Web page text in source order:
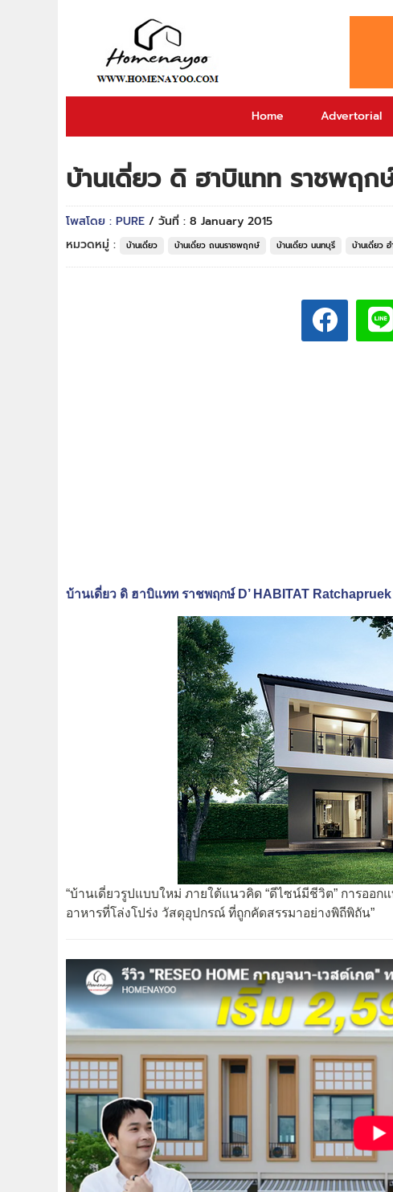
Home Advertorial
บ้านเดี่ยว ดิ ฮาบิแทท ราชพฤก
โพสโดย : PURE / วันที่ : 8 January 2015
หมวดหมู่ :
บ้านเดี่ยว บ้านเดี่ยว ถนนราชพฤกษ์ บ้านเดี่ยว นนทบุรี บ้านเดี่ยว อ
บ้านเดี่ยว ดิ ฮาบิแทท ราชพฤกษ์ D’ HABITAT Ratchapruek
“บ้านเดี่ยวรูปแบบใหม่ ภายใต้แนวคิด “ดีไซน์มีชีวิต” การออ
อาหารที่โล่งโปร่ง วัสดุอุปกรณ์ ที่ถูกคัดสรรมาอย่างพิถีพิถัน”